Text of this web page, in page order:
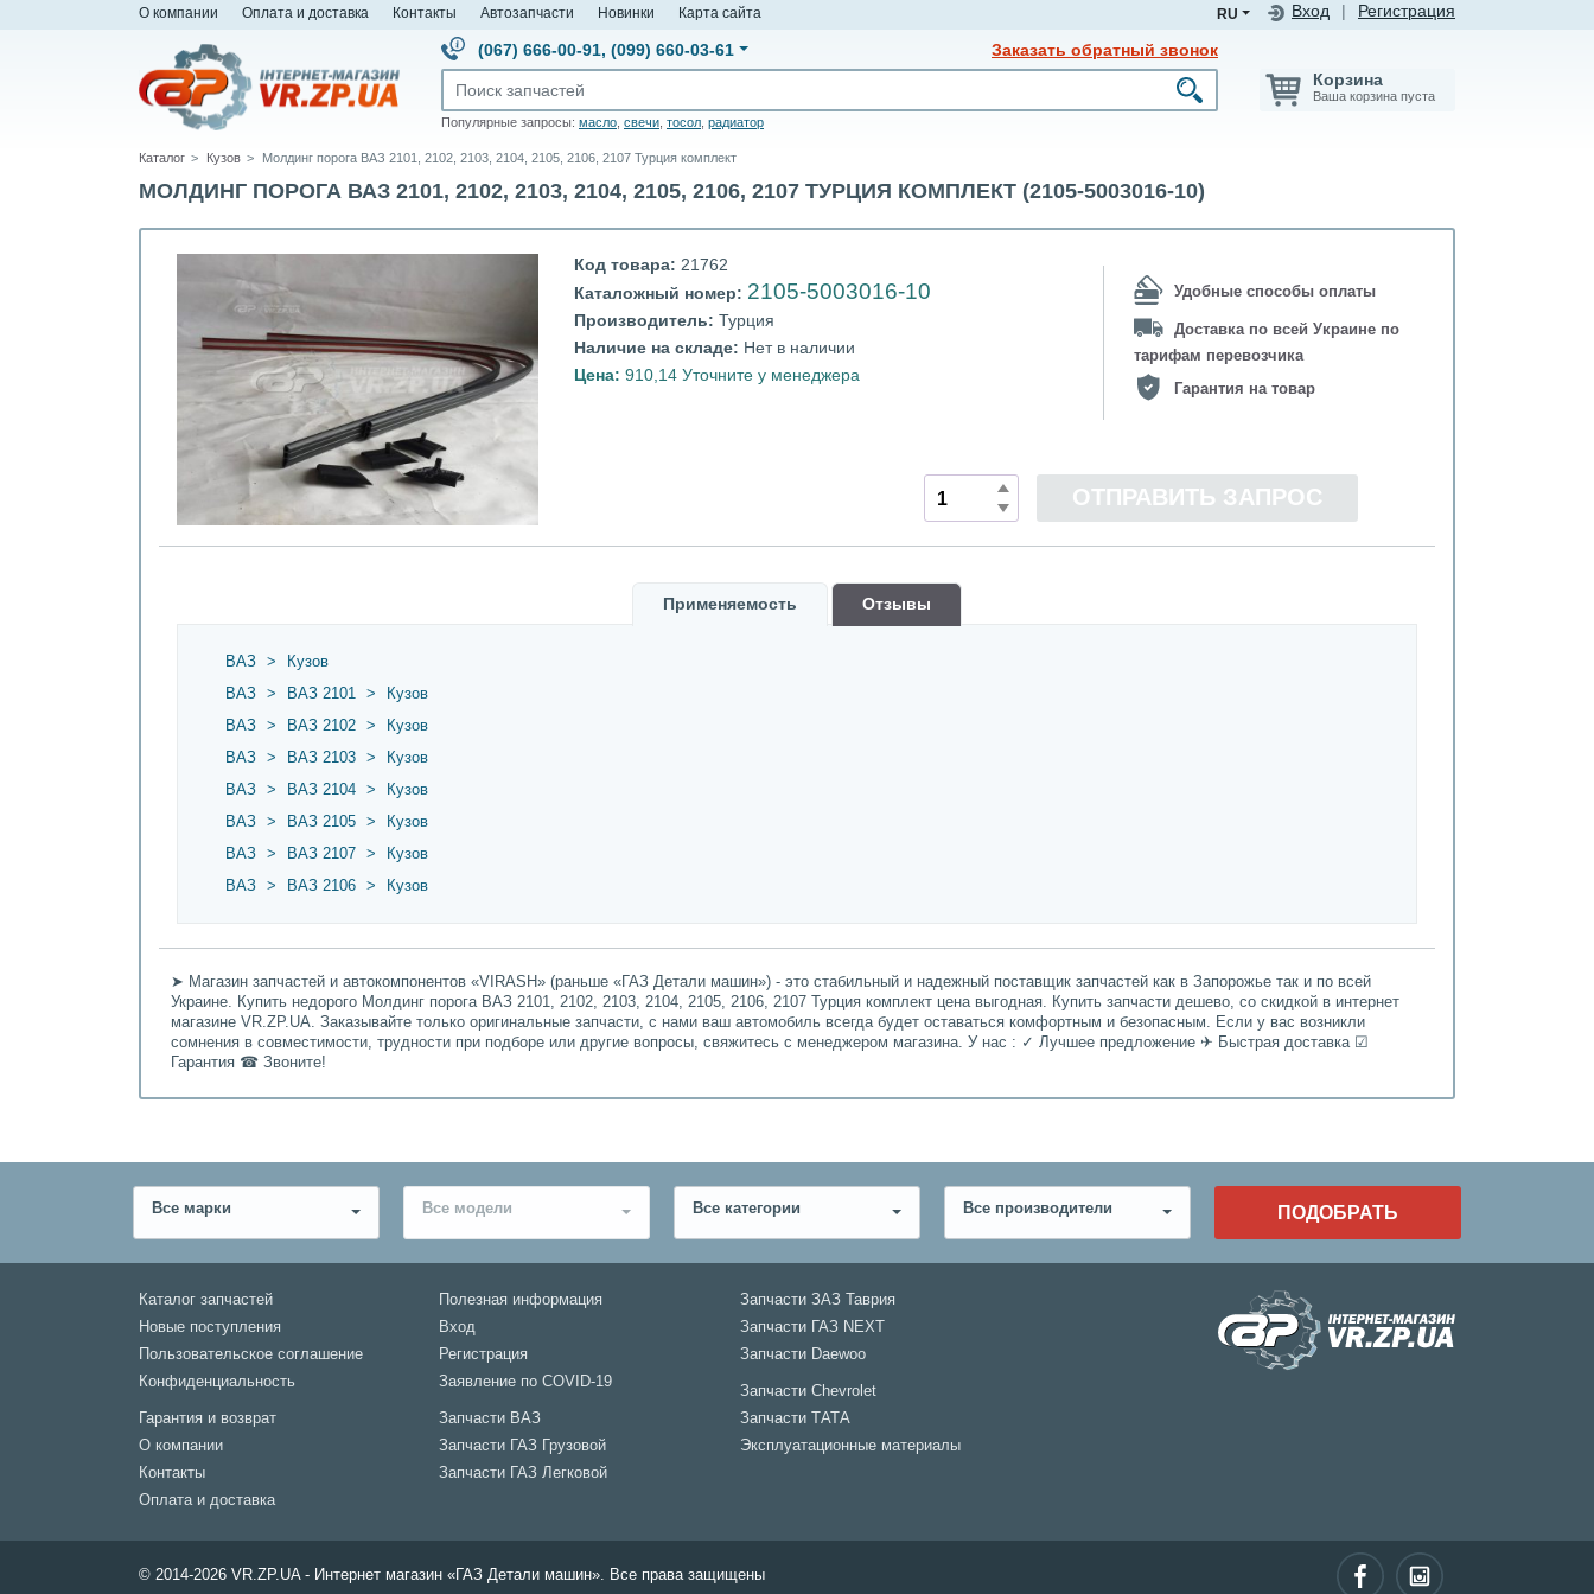
О компании Оплата и доставка Контакты Автозапчасти Новинки Карта сайта Вход Регистрация
RU
(067) 666-00-91, (099) 660-03-61 Заказать обратный звонок
Популярные запросы: масло свечи тосол радиатор
Корзина
Ваша корзина пуста
Каталог Кузов Молдинг порога ВАЗ 2101, 2102, 2103, 2104, 2105, 2106, 2107 Турция комплект
МОЛДИНГ ПОРОГА ВАЗ 2101, 2102, 2103, 2104, 2105, 2106, 2107 ТУРЦИЯ КОМПЛЕКТ (2105-5003016-10)
Код товара: 21762
Каталожный номер: 2105-5003016-10
Производитель: Турция
Наличие на складе: Нет в наличии
Цена: 910,14 Уточните у менеджера
Удобные способы оплаты
Доставка по всей Украине по
тарифам перевозчика
Гарантия на товар
ОТПРАВИТЬ ЗАПРОС
Применяемость Oтзывы
ВАЗ >
Кузов
ВАЗ
> ВАЗ 2101 >
Кузов
ВАЗ
> ВАЗ 2102 >
Кузов
ВАЗ
> ВАЗ 2103 >
Кузов
ВАЗ
> ВАЗ 2104 >
Кузов
ВАЗ
> ВАЗ 2105 >
Кузов
ВАЗ
> ВАЗ 2107 >
Кузов
ВАЗ
> ВАЗ 2106 > Кузов
➤ Магазин запчастей и автокомпонентов «VIRASH» (раньше «ГАЗ Детали машин») - это стабильный и надежный поставщик запчастей как в Запорожье так и по всей
Украине. Купить недорого Молдинг порога ВАЗ 2101, 2102, 2103, 2104, 2105, 2106, 2107 Турция комплект цена выгодная. Купить запчасти дешево, со скидкой в интернет
магазине VR.ZP.UA. Заказывайте только оригинальные запчасти, с нами ваш автомобиль всегда будет оставаться комфортным и безопасным. Если у вас возникли
сомнения в совместимости, трудности при подборе или другие вопросы, свяжитесь с менеджером магазина. У нас : ✓ Лучшее предложение ✈ Быстрая доставка ☑
Гарантия ☎ Звоните!
Все марки Все модели Все категории Все производители ПОДОБРАТЬ
Каталог запчастей
Новые поступления
Пользовательское соглашение
Конфиденциальность
Гарантия и возврат
О компании
Контакты
Оплата и доставка
Полезная информация
Вход
Регистрация
Заявление по COVID-19
Запчасти ВАЗ
Запчасти ГАЗ Грузовой
Запчасти ГАЗ Легковой
Запчасти ЗАЗ Таврия
Запчасти ГАЗ NEXT
Запчасти Daewoo
Запчасти Chevrolet
Запчасти ТАТА
Эксплуатационные материалы
© 2014-2026 VR.ZP.UA - Интернет магазин «ГАЗ Детали машин». Все права защищены